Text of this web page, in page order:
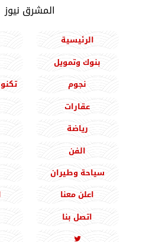
المشرق نيوز
الرئيسية
بنوك وتمويل
نجوم
عقارات
رياضة
الفن
سياحة وطيران
اعلن معنا
اتصل بنا
